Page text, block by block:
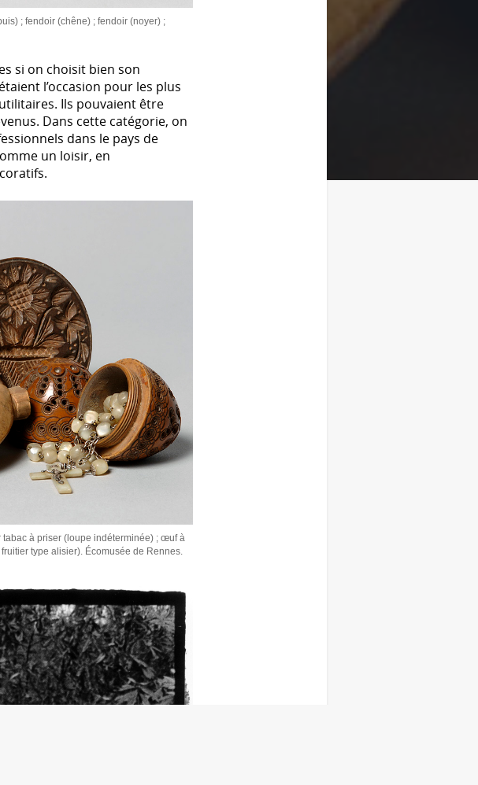
; fendoir (chêne) ; fendoir (noyer) ;
si on choisit bien son
l’occasion pour les plus
Ils pouvaient être
Dans cette catégorie, on
dans le pays de
un loisir, en
à priser (loupe indéterminée) ; œuf à
type alisier). Écomusée de Rennes.